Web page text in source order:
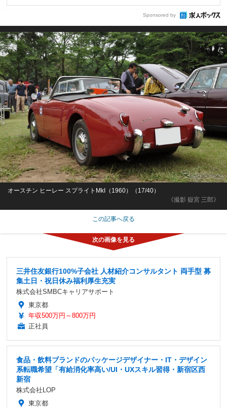
Sponsored by
《撮影 嶽宮 三郎》
オースチン ヒーレー スプライトMkI（1960）（17/40）
この記事へ戻る
三井住友銀行100%子会社 人材紹介コンサルタント 両手型 募
集土日・祝日休み福利厚生充実
株式会社SMBCキャリアサポート
東京都
年収500万円～800万円
正社員
食品・飲料ブランドのパッケージデザイナー・IT・デザイン
系転職希望「有給消化率高い/UI・UXスキル習得・新宿区西
新宿
株式会社LOP
東京都